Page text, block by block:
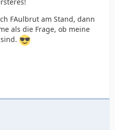
FAulbrut am Stand, dann
als die Frage, ob meine